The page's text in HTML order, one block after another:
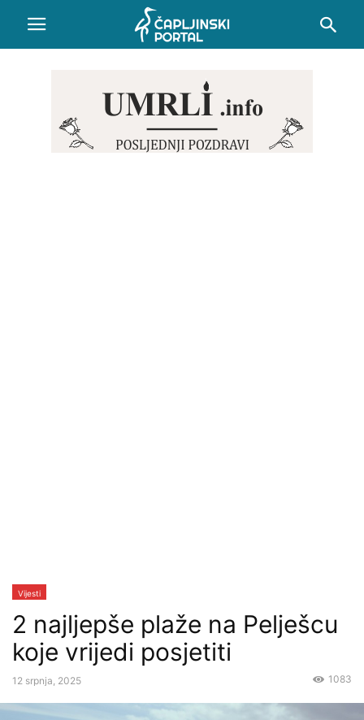
Vijesti
2 najljepše plaže na Pelješcu
koje vrijedi posjetiti
12 srpnja, 2025 1083